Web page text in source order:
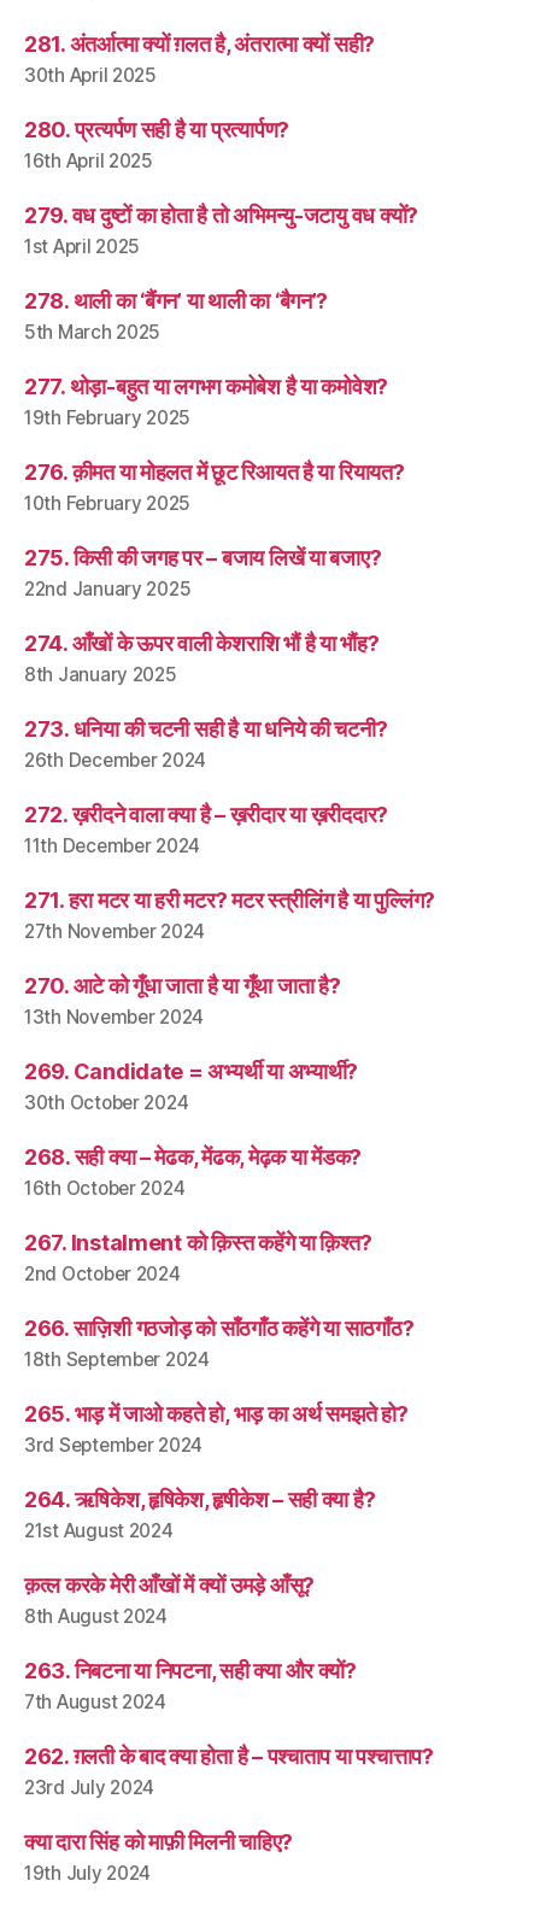
281. अंतर्आत्मा क्यों ग़लत है, अंतरात्मा क्यों सही?
30th April 2025
280. प्रत्यर्पण सही है या प्रत्यार्पण?
16th April 2025
279. वध दुष्टों का होता है तो अभिमन्यु-जटायु वध क्यों?
1st April 2025
278. थाली का ‘बैंगन’ या थाली का ‘बैगन’?
5th March 2025
277. थोड़ा-बहुत या लगभग कमोबेश है या कमोवेश?
19th February 2025
276. क़ीमत या मोहलत में छूट रिआयत है या रियायत?
10th February 2025
275. किसी की जगह पर – बजाय लिखें या बजाए?
22nd January 2025
274. आँखों के ऊपर वाली केशराशि भौं है या भौंह?
8th January 2025
273. धनिया की चटनी सही है या धनिये की चटनी?
26th December 2024
272. ख़रीदने वाला क्या है – ख़रीदार या ख़रीददार?
11th December 2024
271. हरा मटर या हरी मटर? मटर स्त्रीलिंग है या पुल्लिंग?
27th November 2024
270. आटे को गूँधा जाता है या गूँथा जाता है?
13th November 2024
269. Candidate = अभ्यर्थी या अभ्यार्थी?
30th October 2024
268. सही क्या – मेढक, मेंढक, मेढ़क या मेंडक?
16th October 2024
267. Instalment को क़िस्त कहेंगे या क़िश्त?
2nd October 2024
266. साज़िशी गठजोड़ को साँठगाँठ कहेंगे या साठगाँठ?
18th September 2024
265. भाड़ में जाओ कहते हो, भाड़ का अर्थ समझते हो?
3rd September 2024
264. ऋषिकेश, हृषिकेश, हृषीकेश – सही क्या है?
21st August 2024
क़त्ल करके मेरी आँखों में क्यों उमड़े आँसू?
8th August 2024
263. निबटना या निपटना, सही क्या और क्यों?
7th August 2024
262. ग़लती के बाद क्या होता है – पश्चाताप या पश्चात्ताप?
23rd July 2024
क्या दारा सिंह को माफ़ी मिलनी चाहिए?
19th July 2024